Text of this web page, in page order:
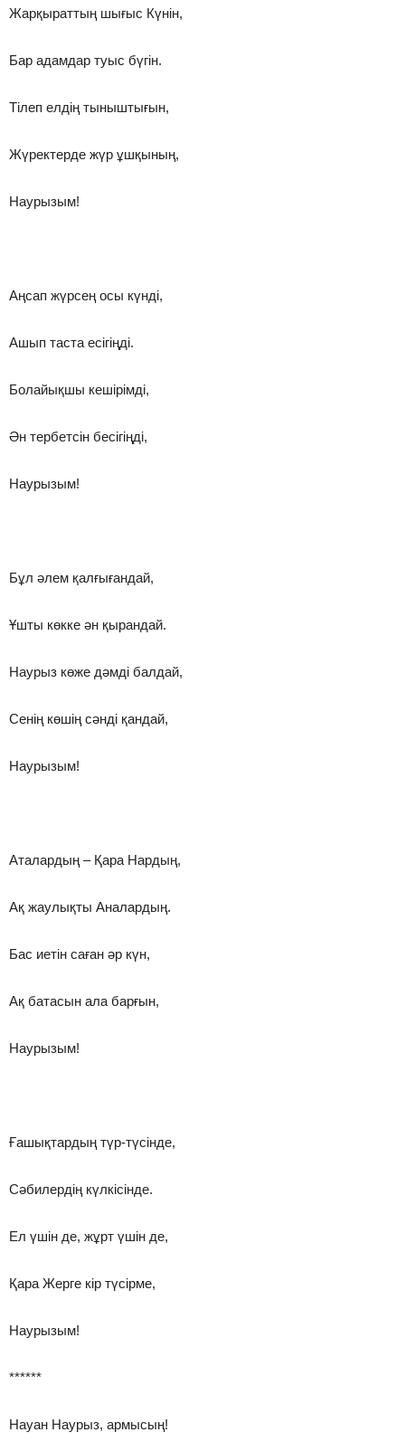
Жарқыраттың шығыс Күнін,
Бар адамдар туыс бүгін.
Тілеп елдің тыныштығын,
Жүректерде жүр ұшқының,
Наурызым!
Аңсап жүрсең осы күнді,
Ашып таста есігіңді.
Болайықшы кешірімді,
Ән тербетсін бесігіңді,
Наурызым!
Бұл әлем қалғығандай,
Ұшты көкке ән қырандай.
Наурыз көже дәмді балдай,
Сенің көшің сәнді қандай,
Наурызым!
Аталардың – Қара Нардың,
Ақ жаулықты Аналардың.
Бас иетін саған әр күн,
Ақ батасын ала барғын,
Наурызым!
Ғашықтардың түр-түсінде,
Сәбилердің күлкісінде.
Ел үшін де, жұрт үшін де,
Қара Жерге кір түсірме,
Наурызым!
******
Науан Наурыз, армысың!